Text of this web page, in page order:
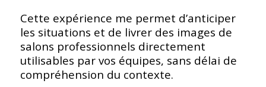
Cette expérience me permet d’anticiper
les situations et de livrer des images de
salons professionnels directement
utilisables par vos équipes, sans délai de
compréhension du contexte.